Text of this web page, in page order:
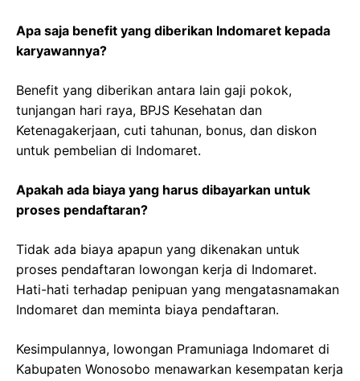
Apa saja benefit yang diberikan Indomaret kepada
karyawannya?
Benefit yang diberikan antara lain gaji pokok,
tunjangan hari raya, BPJS Kesehatan dan
Ketenagakerjaan, cuti tahunan, bonus, dan diskon
untuk pembelian di Indomaret.
Apakah ada biaya yang harus dibayarkan untuk
proses pendaftaran?
Tidak ada biaya apapun yang dikenakan untuk
proses pendaftaran lowongan kerja di Indomaret.
Hati-hati terhadap penipuan yang mengatasnamakan
Indomaret dan meminta biaya pendaftaran.
Kesimpulannya, lowongan Pramuniaga Indomaret di
Kabupaten Wonosobo menawarkan kesempatan kerja